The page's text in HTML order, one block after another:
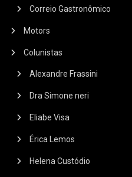
Correio Gastronômico
Motors
Colunistas
Alexandre Frassini
Dra Simone neri
Eliabe Visa
Érica Lemos
Helena Custódio